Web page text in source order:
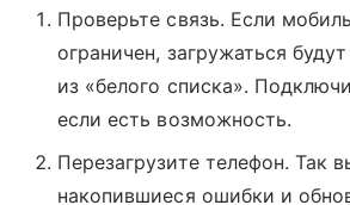
Проверьте связь. Если
ограничен, загружаться
из «белого списка».
если есть возможность.
Перезагрузите телефон. Так
накопившиеся ошибки и